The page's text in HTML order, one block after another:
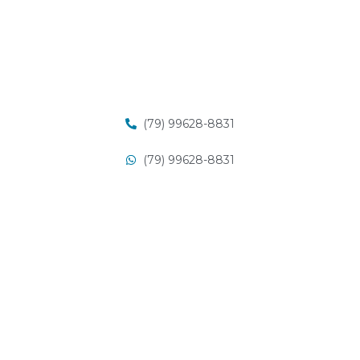
(79) 99628-8831
(79) 99628-8831